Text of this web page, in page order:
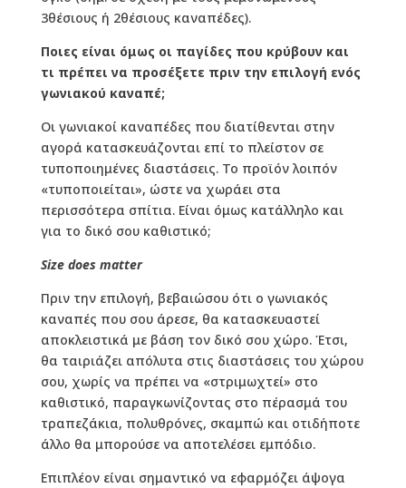
3θέσιους ή 2θέσιους καναπέδες).
Ποιες είναι όμως οι παγίδες που κρύβουν και
τι πρέπει να προσέξετε πριν την επιλογή ενός
γωνιακού καναπέ;
Οι γωνιακοί καναπέδες που διατίθενται στην
αγορά κατασκευάζονται επί το πλείστον σε
τυποποιημένες διαστάσεις. Το προϊόν λοιπόν
«τυποποιείται», ώστε να χωράει στα
περισσότερα σπίτια. Είναι όμως κατάλληλο και
για το δικό σου καθιστικό;
Size does matter
Πριν την επιλογή, βεβαιώσου ότι ο γωνιακός
καναπές που σου άρεσε, θα κατασκευαστεί
αποκλειστικά με βάση τον δικό σου χώρο. Έτσι,
θα ταιριάζει απόλυτα στις διαστάσεις του χώρου
σου, χωρίς να πρέπει να «στριμωχτεί» στο
καθιστικό, παραγκωνίζοντας στο πέρασμά του
τραπεζάκια, πολυθρόνες, σκαμπώ και οτιδήποτε
άλλο θα μπορούσε να αποτελέσει εμπόδιο.
Επιπλέον είναι σημαντικό να εφαρμόζει άψογα